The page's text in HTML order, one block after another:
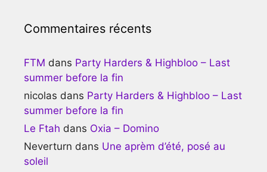
Commentaires récents
FTM dans Party Harders & Highbloo – Last
summer before la fin
nicolas dans Party Harders & Highbloo – Last
summer before la fin
Le Ftah dans Oxia – Domino
Neverturn dans Une aprèm d’été, posé au
soleil